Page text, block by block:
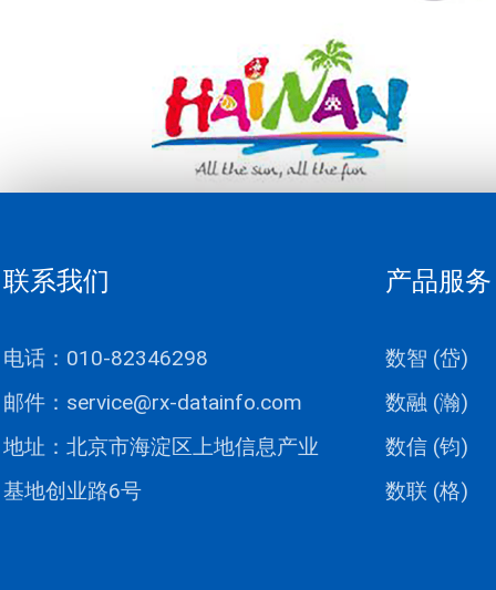
联系我们
电话：010-82346298
邮件：service@rx-datainfo.com
地址：北京市海淀区上地信息产业
基地创业路6号
产品服务
数智 (岱)
数融 (瀚)
数信 (钧)
数联 (格)